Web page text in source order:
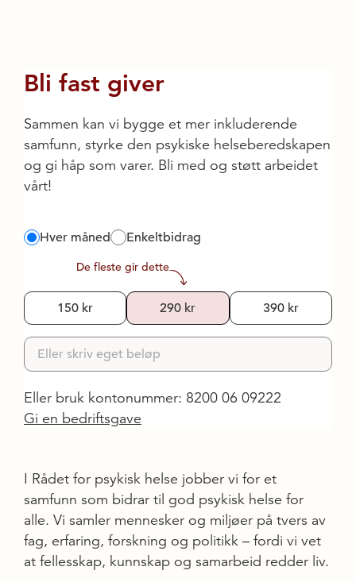
Bli fast giver
Sammen kan vi bygge et mer inkluderende
samfunn, styrke den psykiske helseberedskapen
og gi håp som varer. Bli med og støtt arbeidet
vårt!
Type donasjon
Hver måned
Enkeltbidrag
De fleste gir dette
150 kr 290 kr 390 kr
Eget beløp
Eller bruk kontonummer: 8200 06 09222
Gi en bedriftsgave
I Rådet for psykisk helse jobber vi for et
samfunn som bidrar til god psykisk helse for
alle. Vi samler mennesker og miljøer på tvers av
fag, erfaring, forskning og politikk – fordi vi vet
at fellesskap, kunnskap og samarbeid redder liv.